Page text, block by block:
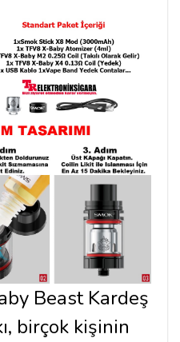
Beast Kardeş
birçok kişinin